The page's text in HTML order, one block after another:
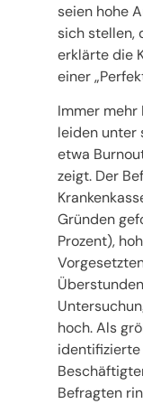
seien hohe
sich stellen,
erklärte die
einer
Immer
leiden unter
etwa
zeigt. Der
Gründen
Prozent),
hoch. Als
identifizierte
Befragten